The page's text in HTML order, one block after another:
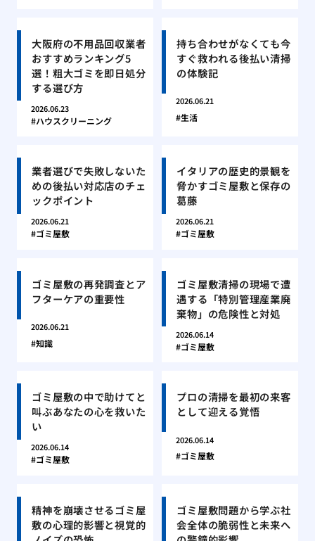
大阪府の不用品回収業者
おすすめランキング5
選！粗大ゴミを即日処分
する選び方
2026.06.23
ハウスクリーニング
持ち合わせがなくても今
すぐ救われる後払い清掃
の体験記
2026.06.21
生活
業者選びで失敗しないた
めの後払い対応店のチェ
ックポイント
2026.06.21
ゴミ屋敷
イタリアの歴史的景観を
脅かすゴミ屋敷と保存の
葛藤
2026.06.21
ゴミ屋敷
ゴミ屋敷の再発調査とア
フターケアの重要性
2026.06.21
知識
ゴミ屋敷清掃の現場で遭
遇する「特別管理産業廃
棄物」の危険性と対処
2026.06.14
ゴミ屋敷
ゴミ屋敷の中で助けてと
叫ぶあなたの心を救いた
い
2026.06.14
ゴミ屋敷
プロの清掃を最初の来客
として迎える覚悟
2026.06.14
ゴミ屋敷
精神を崩壊させるゴミ屋
敷の心理的影響と視覚的
ゴミ屋敷問題から学ぶ社
会全体の脆弱性と未来へ